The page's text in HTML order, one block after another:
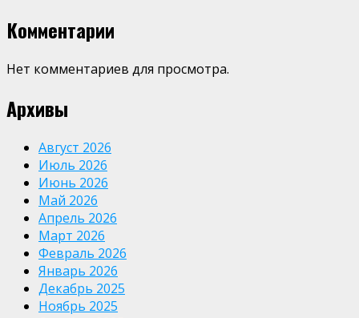
Комментарии
Нет комментариев для просмотра.
Архивы
Август 2026
Июль 2026
Июнь 2026
Май 2026
Апрель 2026
Март 2026
Февраль 2026
Январь 2026
Декабрь 2025
Ноябрь 2025